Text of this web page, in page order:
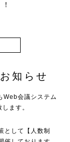
知らせ
Web会議システム
ます。
として【人数制